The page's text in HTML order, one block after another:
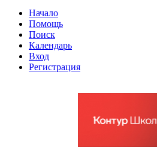
Начало
Помощь
Поиск
Календарь
Вход
Регистрация